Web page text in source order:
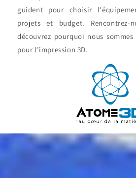
guident pour choisir
projets et budget. Rencontrez-
découvrez pourquoi nous
pour l'impression 3D.